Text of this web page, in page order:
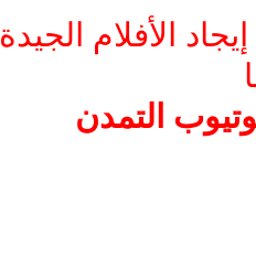
الأفلام الجيدة
التمدن